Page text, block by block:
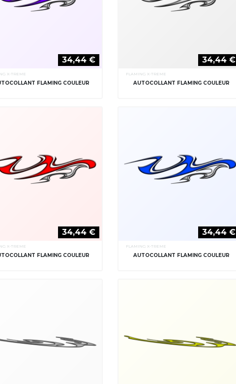
34,44 €
X-TREME
FLAMING COULEUR
34,44 €
FLAMING X-TREME
AUTOCOLLANT FLAMING COULEUR
34,44 €
X-TREME
FLAMING COULEUR
34,44 €
FLAMING X-TREME
AUTOCOLLANT FLAMING COULEUR